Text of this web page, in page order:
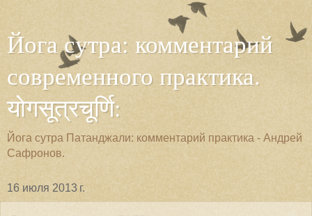
Йога сутра: комментарий
современного практика.
योगसूत्रचूर्णि:
Йога сутра Патанджали: комментарий практика - Андрей
Сафронов.
16 июля 2013 г.